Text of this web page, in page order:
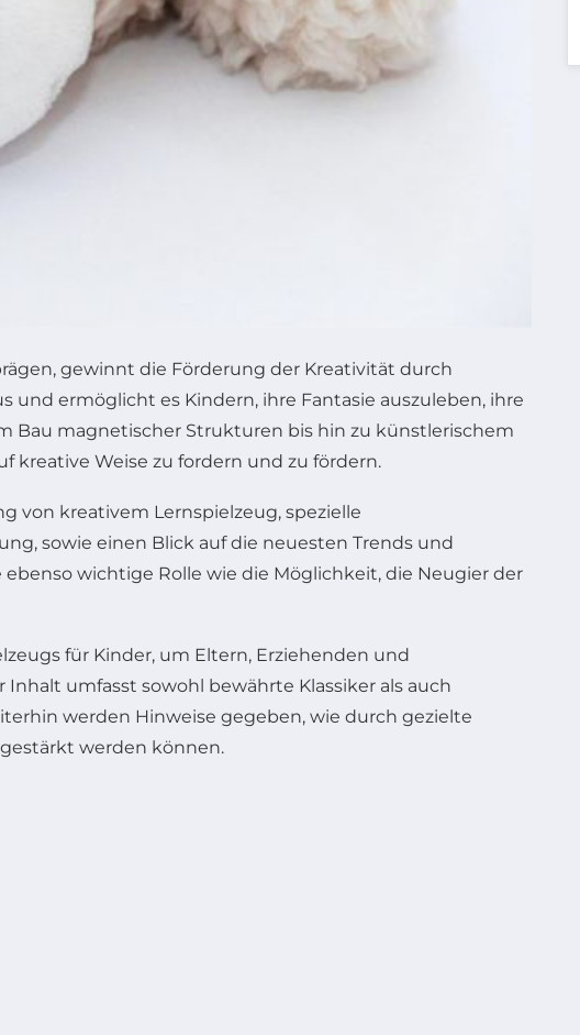
gewinnt die Förderung der Kreativität durch
ermöglicht es Kindern, ihre Fantasie auszuleben, ihre
Bau magnetischer Strukturen bis hin zu künstlerischem
kreative Weise zu fordern und zu fördern.
von kreativem Lernspielzeug, spezielle
sowie einen Blick auf die neuesten Trends und
wichtige Rolle wie die Möglichkeit, die Neugier der
für Kinder, um Eltern, Erziehenden und
umfasst sowohl bewährte Klassiker als auch
werden Hinweise gegeben, wie durch gezielte
werden können.